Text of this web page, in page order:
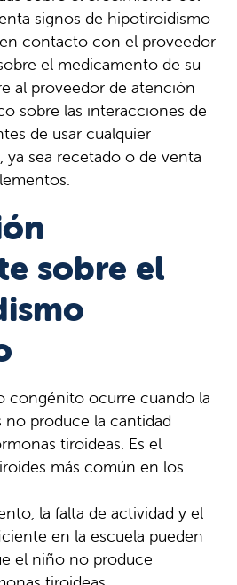
signos de hipotiroidismo
contacto con el proveedor
el medicamento de su
al proveedor de atención
sobre las interacciones de
de usar cualquier
sea recetado o de venta
sobre el
congénito ocurre cuando la
no produce la cantidad
tiroideas. Es el
más común en los
la falta de actividad y el
en la escuela pueden
el niño no produce